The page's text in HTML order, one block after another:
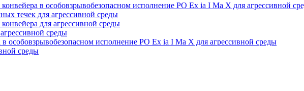
в особовзрывобезопасном исполнение РО Ех ia I Ма Х для агрессивной
течек для агрессивной среды
для агрессивной среды
среды
в особовзрывобезопасном исполнение РО Ех ia I Ма Х для агрессивной среды
среды